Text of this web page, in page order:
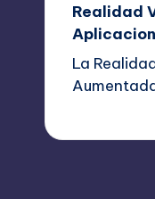
Realidad
La